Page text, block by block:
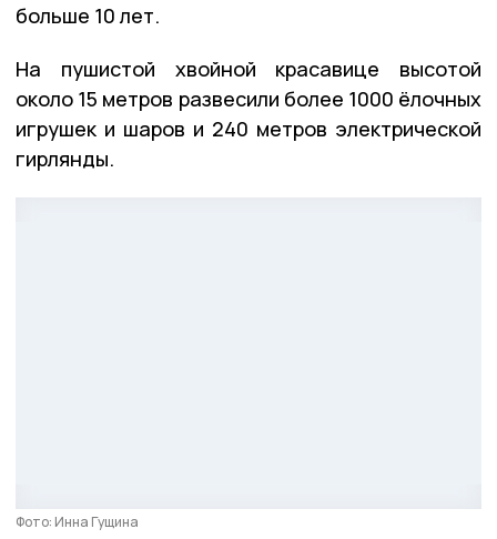
больше 10 лет.
На пушистой хвойной красавице высотой
около 15 метров развесили более 1000 ёлочных
игрушек и шаров и 240 метров электрической
гирлянды.
Фото: Инна Гущина